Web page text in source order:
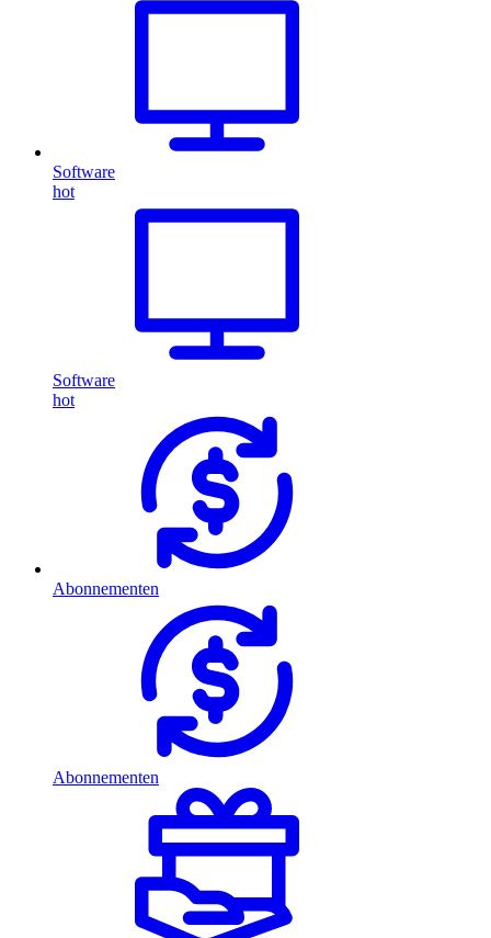
Software
hot
Software
hot
Abonnementen
Abonnementen